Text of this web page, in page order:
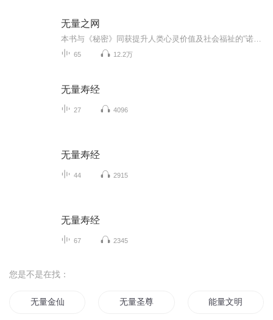
无量之网
65 12.2万
无量寿经
27 4096
无量寿经
44 2915
无量寿经
67 2345
您是不是在找：
无量金仙 无量圣尊 能量文明